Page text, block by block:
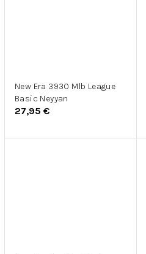
New Era 3930 Mlb League
Basic Neyyan
27,95 €